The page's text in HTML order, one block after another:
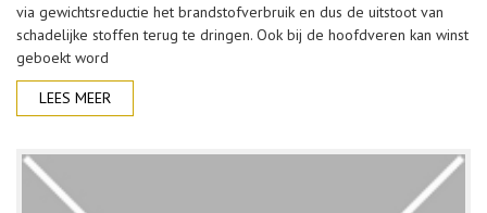
via gewichtsreductie het brandstofverbruik en dus de uitstoot van
schadelijke stoffen terug te dringen. Ook bij de hoofdveren kan winst
geboekt word
LEES MEER